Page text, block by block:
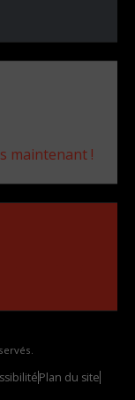
maintenant !
Plan du site